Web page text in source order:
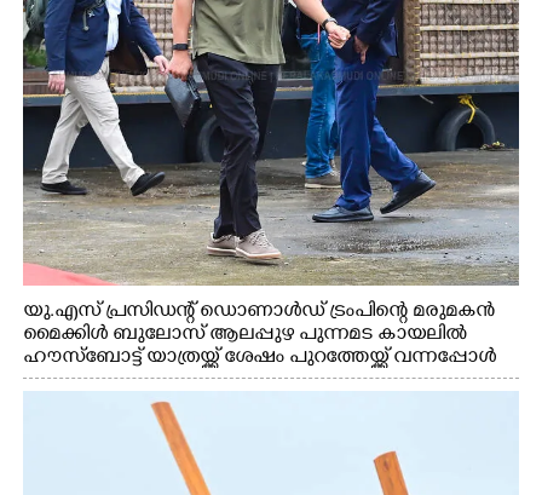
യു.എസ് പ്രസിഡന്റ് ഡൊണാൾഡ് ട്രംപിന്റെ മരുമകൻ
മൈക്കിൾ ബുലോസ് ആലപ്പുഴ പുന്നമട കായലിൽ
ഹൗസ്ബോട്ട് യാത്രയ്ക്ക് ശേഷം പുറത്തേയ്ക്ക് വന്നപ്പോൾ